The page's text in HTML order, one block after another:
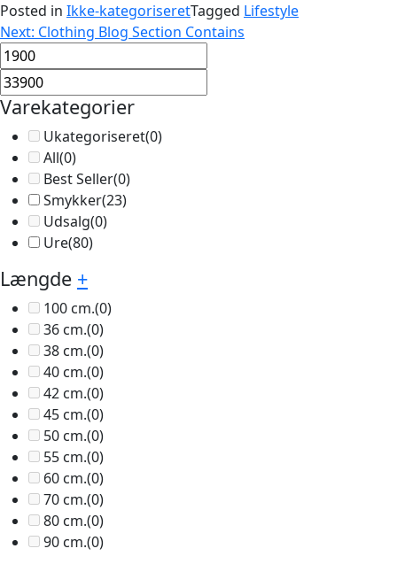
Posted in Ikke-kategoriseretTagged Lifestyle
Indlægsnavigation
Next: Clothing Blog Section Contains
Varekategorier
Ukategoriseret(0)
All(0)
Best Seller(0)
Smykker(23)
Udsalg(0)
Ure(80)
Længde +
100 cm.(0)
36 cm.(0)
38 cm.(0)
40 cm.(0)
42 cm.(0)
45 cm.(0)
50 cm.(0)
55 cm.(0)
60 cm.(0)
70 cm.(0)
80 cm.(0)
90 cm.(0)